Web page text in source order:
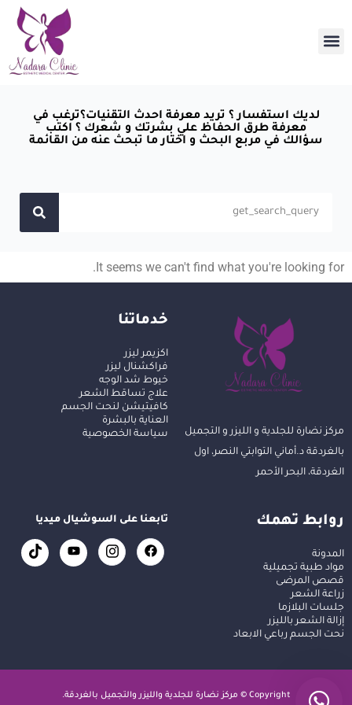
لديك استفسار ؟ تريد معرفة احدث التقنيات؟ترغب في
معرفة طرق الحفاظ علي بشرتك و شعرك ؟ اكتب
سؤالك في مربع البحث و اختار ما تبحث عنه من القائمة
It seems we can't find what you're looking for.
مركز نضارة للجلدية و الليزر و التجميل
بالغردقة د.أماني التوابتي النصر، اول
الغردقة، البحر الأحمر
خدماتنا
اكزيمر ليزر
فراكشنال ليزر
خيوط شد الوجه
علاج تساقط الشعر
كافيتيشن لنحت الجسم
العناية بالبشرة
سياسة الخصوصية
روابط تهمك
المدونة
مواد طبية تجميلية
قصص المرضى
زراعة الشعر
جلسات البلازما
إزالة الشعر بالليزر
نحت الجسم رباعي الابعاد
تابعنا على السوشيال ميديا
Copyright © مركز نضارة للجلدية والليزر والتجميل بالغردقة.